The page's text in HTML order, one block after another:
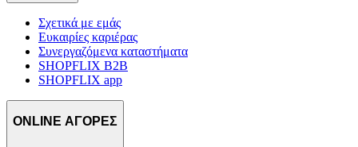
Σχετικά με εμάς
Ευκαιρίες καριέρας
Συνεργαζόμενα καταστήματα
SHOPFLIX B2B
SHOPFLIX app
ONLINE ΑΓΟΡΕΣ